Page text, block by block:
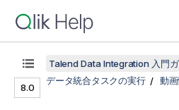
8.0
Talend Data Integration 入門
データ統合タスクの実行
動